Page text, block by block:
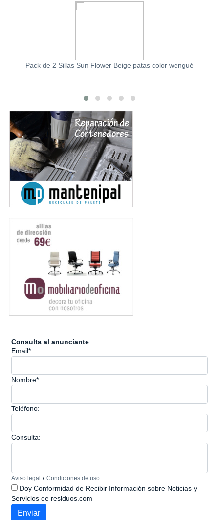
Pack de 2 Sillas Sun Flower Beige patas color wengué
Consulta al anunciante
Email*:
Nombre*:
Teléfono:
Consulta:
Aviso legal / Condiciones de uso
Doy Conformidad de Recibir Información sobre Noticias y
Servicios de residuos.com